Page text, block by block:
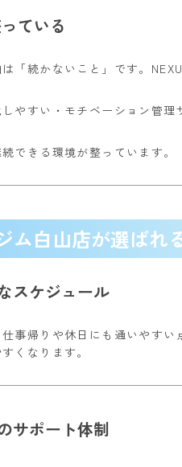
ている
「続かないこと」です。
やすい ・モチベーション管理
できる環境が整っています。
ム白山店が選ばれ
スケジュール
事帰りや休日にも通いやす
くなります。
サポート体制